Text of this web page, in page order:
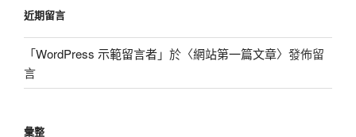
近期留言
「WordPress 示範留言者」於〈網站第一篇文章〉發佈留
言
彙整